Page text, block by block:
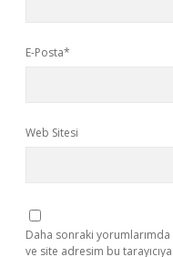
E-Posta*
Web Sitesi
Daha sonraki yorumlarımda
ve site adresim bu